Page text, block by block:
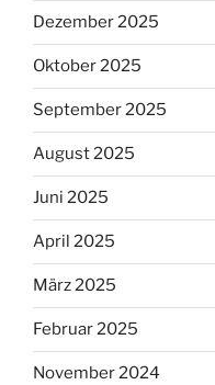
Dezember 2025
Oktober 2025
September 2025
August 2025
Juni 2025
April 2025
März 2025
Februar 2025
November 2024